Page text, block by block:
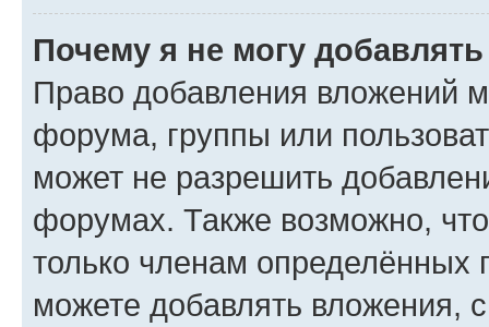
Почему я не могу
Право добавления вложений
форума, группы или
может не разрешить
форумах. Также возможно,
только членам определённых
можете добавлять вложения,